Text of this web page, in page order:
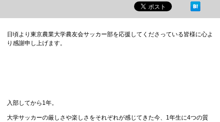
日頃より東京農業大学農友会サッカー部を応援してくださっている皆様に心よ
り感謝申し上げます。
入部してから1年。
大学サッカーの厳しさや楽しさをそれぞれが感じてきた今、1年生に4つの質